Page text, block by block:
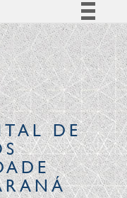
Simplifique!
Comunica BR
Participe
à informação
Legislação
CanaisDE